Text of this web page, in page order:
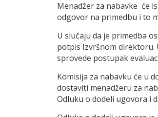
Menadžer za nabavke će
odgovor na primedbu i to
U slučaju da je primedba
potpis Izvršnom direktoru.
sprovede postupak
Komisija za nabavku će u
dostaviti menadžeru za
Odluku o dodeli ugovora i